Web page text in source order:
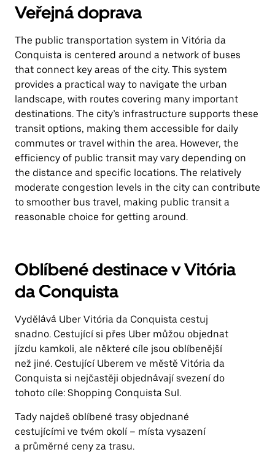
Veřejná doprava
The public transportation system in Vitória da
Conquista is centered around a network of buses
that connect key areas of the city. This system
provides a practical way to navigate the urban
landscape, with routes covering many important
destinations. The city’s infrastructure supports these
transit options, making them accessible for daily
commutes or travel within the area. However, the
efficiency of public transit may vary depending on
the distance and specific locations. The relatively
moderate congestion levels in the city can contribute
to smoother bus travel, making public transit a
reasonable choice for getting around.
Oblíbené destinace v Vitória
da Conquista
Vydělává Uber Vitória da Conquista cestuj
snadno. Cestující si přes Uber můžou objednat
jízdu kamkoli, ale některé cíle jsou oblíbenější
než jiné. Cestující Uberem ve městě Vitória da
Conquista si nejčastěji objednávají svezení do
tohoto cíle: Shopping Conquista Sul.
Tady najdeš oblíbené trasy objednané
cestujícími ve tvém okolí – místa vysazení
a průměrné ceny za trasu.